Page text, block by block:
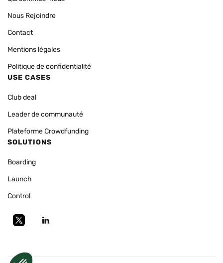
Nous Rejoindre
Contact
Mentions légales
Politique de confidentialité
USE CASES
Club deal
Leader de communauté
Plateforme Crowdfunding
SOLUTIONS
Boarding
Launch
Control